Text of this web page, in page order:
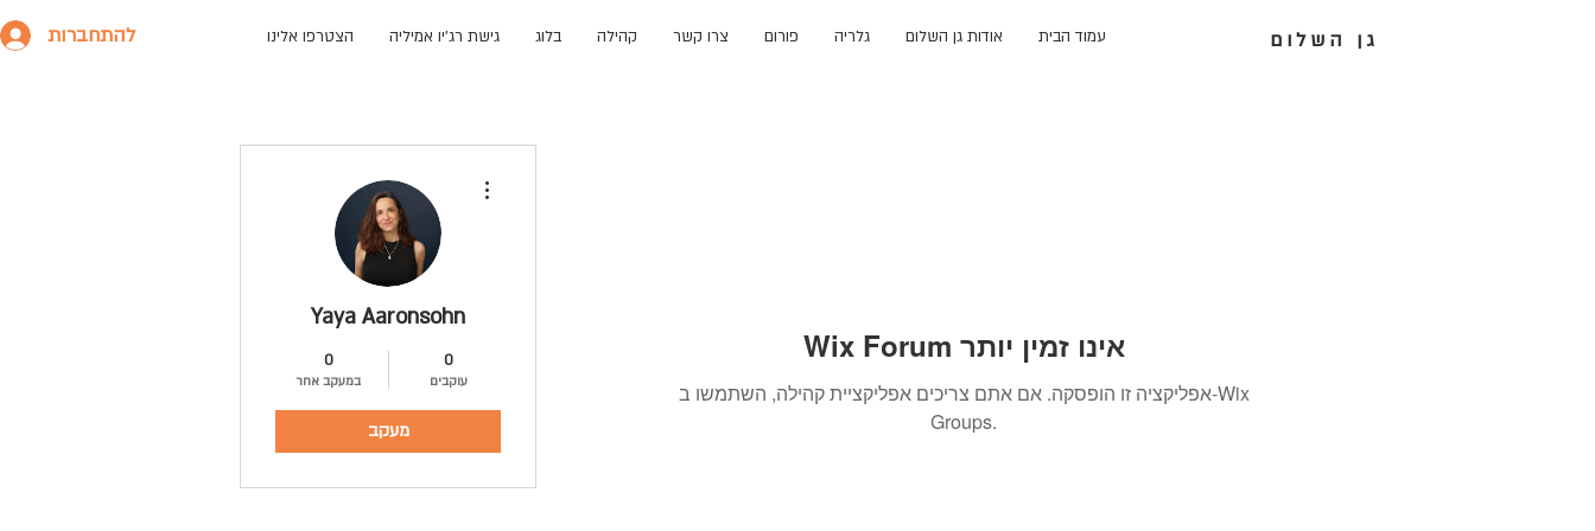
להתחברות עמוד הבית אודות גן השלום גלריה פורום צרו קשר קהילה בלוג גישת רג׳יו אמיליה הצטרפו אלינו
Wix Forum אינו זמין יותר
אפליקציה זו הופסקה. אם אתם צריכים אפליקציית קהילה, השתמשו ב-Wix
Groups.
Yaya Aaronsohn
0
עוקבים
0
במעקב אחר
מעקב
גן השלום